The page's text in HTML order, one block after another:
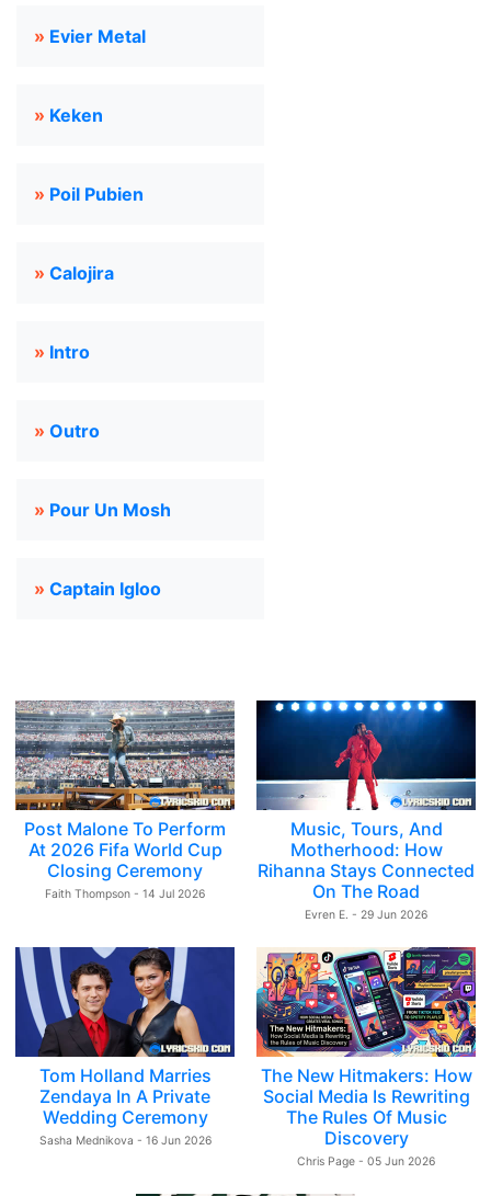
» Evier Metal
» Keken
» Poil Pubien
» Calojira
» Intro
» Outro
» Pour Un Mosh
» Captain Igloo
Post Malone To Perform
At 2026 Fifa World Cup
Closing Ceremony
Faith Thompson - 14 Jul 2026
Music, Tours, And
Motherhood: How
Rihanna Stays Connected
On The Road
Evren E. - 29 Jun 2026
Tom Holland Marries
Zendaya In A Private
Wedding Ceremony
Sasha Mednikova - 16 Jun 2026
The New Hitmakers: How
Social Media Is Rewriting
The Rules Of Music
Discovery
Chris Page - 05 Jun 2026